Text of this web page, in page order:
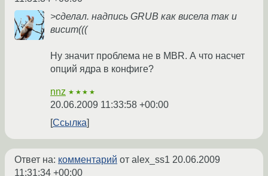
>сделал. надпись GRUB как висела так и
висит(((
Ну значит проблема не в MBR. А что насчет
опций ядра в конфиге?
nnz ★★★★
20.06.2009 11:33:58 +00:00
Ссылка
Ответ на: комментарий от alex_ss1 20.06.2009
11:31:34 +00:00